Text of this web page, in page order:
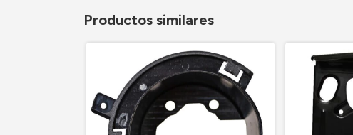
Productos similares